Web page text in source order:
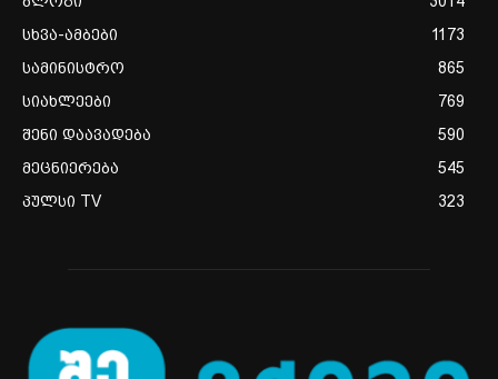
სხვა-ამბები
1173
სამინისტრო
865
სიახლეები
769
შენი დაავადება
590
მეცნიერება
545
პულსი TV
323